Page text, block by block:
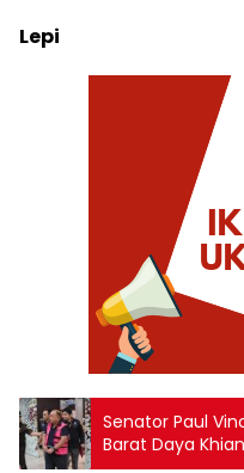
Lepi
Senator Paul
Barat Daya